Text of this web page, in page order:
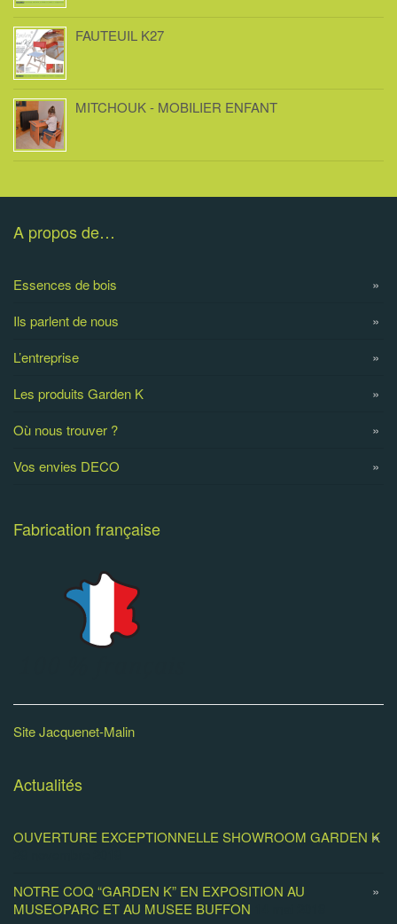
FAUTEUIL K27
MITCHOUK - MOBILIER ENFANT
A propos de…
Essences de bois
Ils parlent de nous
L’entreprise
Les produits Garden K
Où nous trouver ?
Vos envies DECO
Fabrication française
Site Jacquenet-Malin
Actualités
OUVERTURE EXCEPTIONNELLE SHOWROOM GARDEN K
NOTRE COQ “GARDEN K” EN EXPOSITION AU
MUSEOPARC ET AU MUSEE BUFFON